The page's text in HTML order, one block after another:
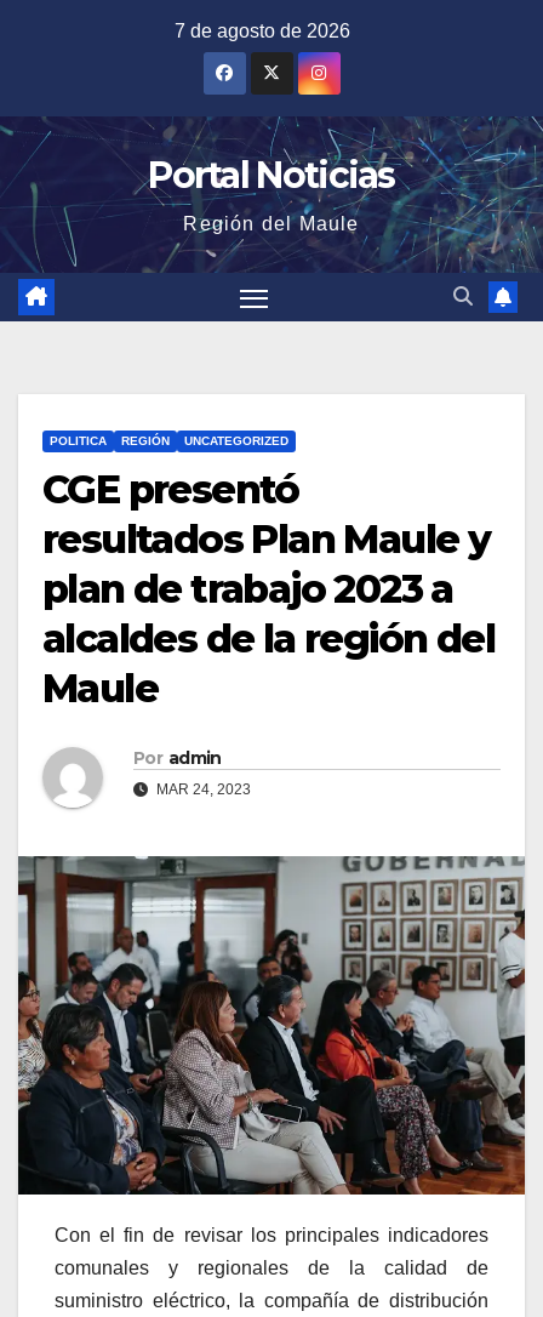
7 de agosto de 2026
Portal Noticias
Región del Maule
POLITICA REGIÓN UNCATEGORIZED
CGE presentó
resultados Plan Maule y
plan de trabajo 2023 a
alcaldes de la región del
Maule
Por admin
MAR 24, 2023
Con el fin de revisar los principales indicadores
comunales y regionales de la calidad de
suministro eléctrico, la compañía de distribución